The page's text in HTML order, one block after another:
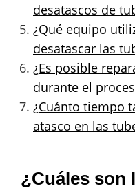
desatascos de
¿Qué equipo
desatascar las
¿Es posible
durante el
¿Cuánto tiempo
atasco en las
¿Cuáles son